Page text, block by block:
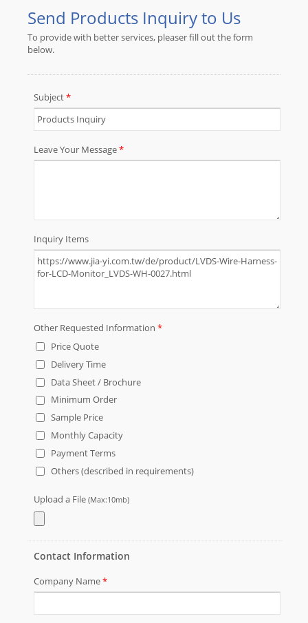
LVDS-Kabel-Harnesse, JAE FI-X
LVDS-Kabel-Harnesse, JAE FI-RE
LVDS-Kabel-Harnesse, IPEX 20142
Unterstützung von
maßgeschneiderten Kabelbäumen
detaillierte Spezifikationen,